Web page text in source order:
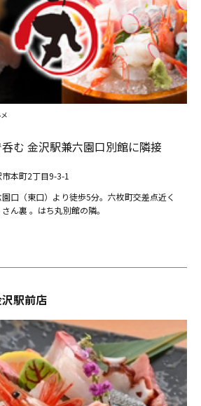
む 金沢駅兼六園口別館に隣接
本町2丁目9-3-1
口（東口）より徒歩5分。六枚町交差点近く
さん裏 。はち丸別館の隣。
駅前店